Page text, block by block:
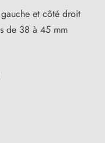
et côté droit
de 38 à 45 mm